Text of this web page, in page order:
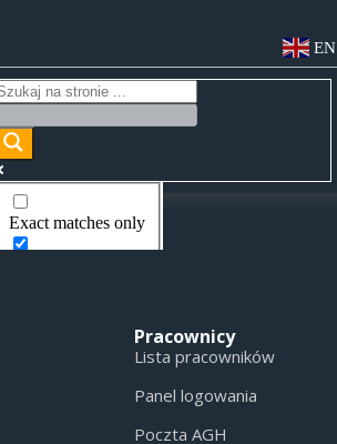
EN
Exact matches only
Pracownicy
Lista pracowników
Panel logowania
Poczta AGH